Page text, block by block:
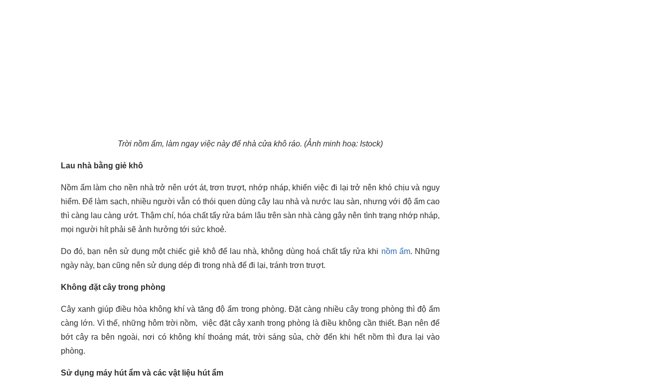
Trời nồm ẩm, làm ngay việc này để nhà cửa khô ráo. (Ảnh minh hoạ: Istock)
Lau nhà bằng giẻ khô
Nồm ẩm làm cho nền nhà trở nên ướt át, trơn trượt, nhớp nháp, khiến việc đi lại trở nên khó chịu và nguy
hiểm. Để làm sạch, nhiều người vẫn có thói quen dùng cây lau nhà và nước lau sàn, nhưng với độ ẩm cao
thì càng lau càng ướt. Thậm chí, hóa chất tẩy rửa bám lâu trên sàn nhà càng gây nên tình trạng nhớp nháp,
mọi người hít phải sẽ ảnh hưởng tới sức khoẻ.
Do đó, bạn nên sử dụng một chiếc giẻ khô để lau nhà, không dùng hoá chất tẩy rửa khi nồm ẩm. Những
ngày này, bạn cũng nên sử dụng dép đi trong nhà để đi lại, tránh trơn trượt.
Không đặt cây trong phòng
Cây xanh giúp điều hòa không khí và tăng độ ẩm trong phòng. Đặt càng nhiều cây trong phòng thì độ ẩm
càng lớn. Vì thế, những hôm trời nồm, việc đặt cây xanh trong phòng là điều không cần thiết. Bạn nên để
bớt cây ra bên ngoài, nơi có không khí thoáng mát, trời sáng sủa, chờ đến khi hết nồm thì đưa lại vào
phòng.
Sử dụng máy hút ẩm và các vật liệu hút ẩm